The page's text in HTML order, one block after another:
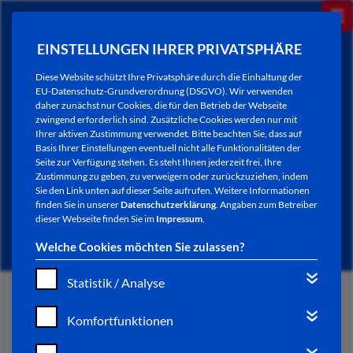
EINSTELLUNGEN IHRER PRIVATSPHÄRE
Diese Website schützt Ihre Privatsphäre durch die Einhaltung der
EU-Datenschutz-Grundverordnung (DSGVO). Wir verwenden
daher zunächst nur Cookies, die für den Betrieb der Webseite
zwingend erforderlich sind. Zusätzliche Cookies werden nur mit
Ihrer aktiven Zustimmung verwendet. Bitte beachten Sie, dass auf
Basis Ihrer Einstellungen eventuell nicht alle Funktionalitäten der
Seite zur Verfügung stehen. Es steht Ihnen jederzeit frei, Ihre
Zustimmung zu geben, zu verweigern oder zurückzuziehen, indem
Sie den Link unten auf dieser Seite aufrufen. Weitere Informationen
finden Sie in unsererDatenschutzerklärung. Angaben zum Betreiber
dieser Webseite finden Sie im Impressum.
Welche Cookies möchten Sie zulassen?
Statistik / Analyse
Komfortfunktionen
NEWSLETTER / CITY LETTER
START